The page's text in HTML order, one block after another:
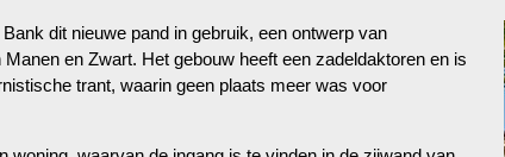
dit nieuwe pand in gebruik, een ontwerp van
en Zwart. Het gebouw heeft een zadeldaktoren en is
trant, waarin geen plaats meer was voor